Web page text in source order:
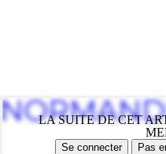
LA SUITE DE CET
Se connecter Pas